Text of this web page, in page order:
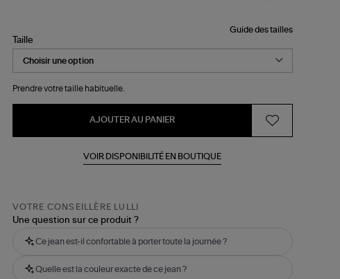
Guide des tailles
Taille
Prendre votre taille habituelle.
AJOUTER AU PANIER
VOIR DISPONIBILITÉ EN BOUTIQUE
VOTRE CONSEILLÈRE LULLI
Une question sur ce produit ?
Ce jean est-il confortable à porter toute la journée ?
Quelle est la couleur exacte de ce jean ?